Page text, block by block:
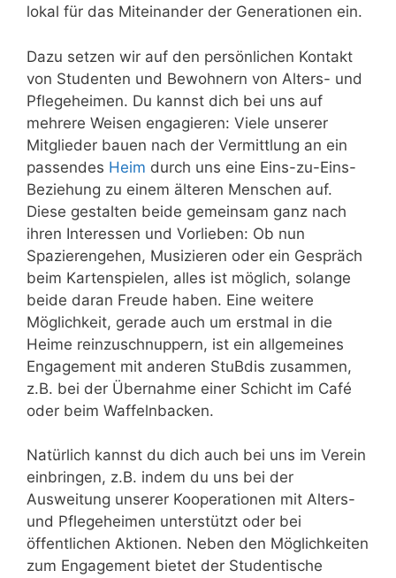
lokal für das Miteinander der Generationen ein.
Dazu setzen wir auf den persönlichen Kontakt
von Studenten und Bewohnern von Alters- und
Pflegeheimen. Du kannst dich bei uns auf
mehrere Weisen engagieren: Viele unserer
Mitglieder bauen nach der Vermittlung an ein
passendes Heim durch uns eine Eins-zu-Eins-
Beziehung zu einem älteren Menschen auf.
Diese gestalten beide gemeinsam ganz nach
ihren Interessen und Vorlieben: Ob nun
Spazierengehen, Musizieren oder ein Gespräch
beim Kartenspielen, alles ist möglich, solange
beide daran Freude haben. Eine weitere
Möglichkeit, gerade auch um erstmal in die
Heime reinzuschnuppern, ist ein allgemeines
Engagement mit anderen StuBdis zusammen,
z.B. bei der Übernahme einer Schicht im Café
oder beim Waffelnbacken.
Natürlich kannst du dich auch bei uns im Verein
einbringen, z.B. indem du uns bei der
Ausweitung unserer Kooperationen mit Alters-
und Pflegeheimen unterstützt oder bei
öffentlichen Aktionen. Neben den Möglichkeiten
zum Engagement bietet der Studentische